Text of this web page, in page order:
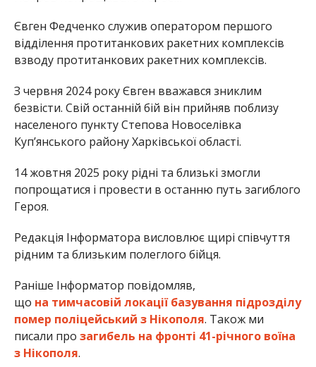
Євген Федченко служив оператором першого
відділення протитанкових ракетних комплексів
взводу протитанкових ракетних комплексів.
З червня 2024 року Євген вважався зниклим
безвісти. Свій останній бій він прийняв поблизу
населеного пункту Степова Новоселівка
Куп’янського району Харківської області.
14 жовтня 2025 року рідні та близькі змогли
попрощатися і провести в останню путь загиблого
Героя.
Редакція Інформатора висловлює щирі співчуття
рідним та близьким полеглого бійця.
Раніше Інформатор повідомляв,
що на тимчасовій локації базування підрозділу
помер поліцейський з Нікополя. Також ми
писали про загибель на фронті 41-річного воїна
з Нікополя.